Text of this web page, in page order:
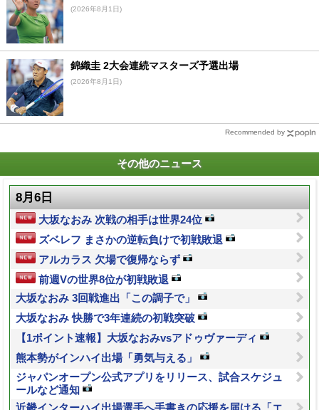
(2026年8月1日)
錦織圭 2大会連続マスターズ予選出場
(2026年8月1日)
Recommended by
その他のニュース
8月6日
大坂なおみ 次戦の相手は世界24位
ズベレフ まさかの逆転負けで初戦敗退
アルカラス 欠場で復帰ならず
前週Vの世界8位が初戦敗退
大坂なおみ 3回戦進出「この調子で」
大坂なおみ 快勝で3年連続の初戦突破
【1ポイント速報】大坂なおみvsアドゥヴァーディ
熊本勢がインハイ出場「勇気与える」
ジャパンオープン公式アプリをリリース、試合スケジュ
ールなど通知